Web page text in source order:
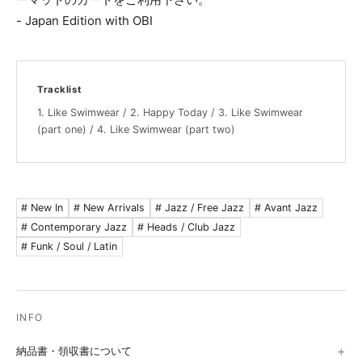
- Japan Edition with OBI
Tracklist
1. Like Swimwear / 2. Happy Today / 3. Like Swimwear
(part one) / 4. Like Swimwear (part two)
# New In # New Arrivals # Jazz / Free Jazz
# Avant Jazz
# Contemporary Jazz
# Heads / Club Jazz
# Funk / Soul / Latin
納品書・領収書について